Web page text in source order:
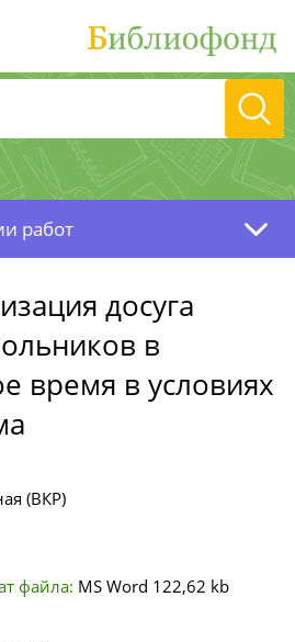
работ
досуга
в
время в условиях
(ВКР)
файла: MS Word 122,62 kb